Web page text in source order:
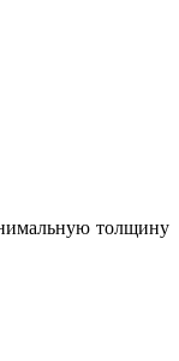
толщину